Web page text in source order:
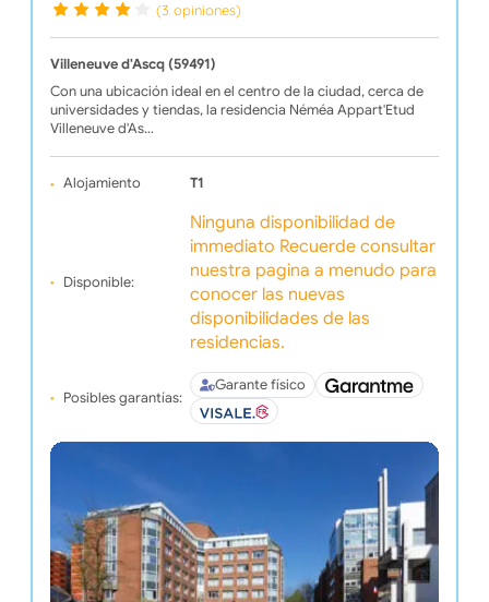
(3 opiniones)
Villeneuve d'Ascq (59491)
Con una ubicación ideal en el centro de la ciudad, cerca de
universidades y tiendas, la residencia Néméa Appart'Etud
Villeneuve d'As…
Alojamiento T1
Disponible:
Ninguna disponibilidad de
immediato Recuerde consultar
nuestra pagina a menudo para
conocer las nuevas
disponibilidades de las
residencias.
Posibles garantías:
Garante físico